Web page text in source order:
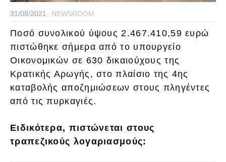
31/08/2021 NEWSROOM
Ποσό συνολικού ύψους 2.467.410,59 ευρώ
πιστώθηκε σήμερα από το υπουργείο
Οικονομικών σε 630 δικαιούχους της
Κρατικής Αρωγής, στο πλαίσιο της 4ης
καταβολής αποζημιώσεων στους πληγέντες
από τις πυρκαγιές.
Ειδικότερα, πιστώνεται στους
τραπεζικούς λογαριασμούς: